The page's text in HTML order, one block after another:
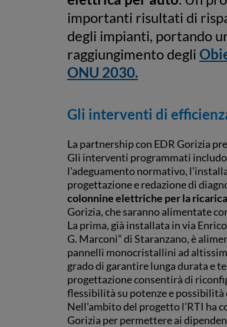
importanti risultati di
degli impianti, portando
raggiungimento degli
ONU 2030.
Gli interventi di
La partnership con EDR Gorizia
Gli interventi programmati
l'adeguamento normativo,
progettazione e redazione di
colonnine elettriche per la
Gorizia, che saranno alimentate
La prima, già installata in via
G. Marconi” di Staranzano, è
pannelli monocristallini ad
grado di garantire lunga durata e
progettazione consentirà di
flessibilità su potenze e possibilità
Nell’ambito del progetto l’RTI ha
Gorizia per permettere ai